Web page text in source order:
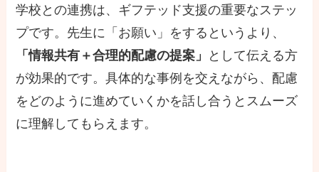
学校との連携は、ギフテッド支援の重要なステッ
プです。先生に「お願い」をするというより、
「情報共有＋合理的配慮の提案」
として伝える方
が効果的です。具体的な事例を交えながら、配慮
をどのように進めていくかを話し合うとスムーズ
に理解してもらえます。